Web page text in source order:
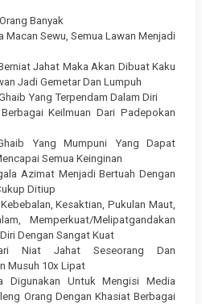
Banyak
Macan Sewu, Semua Lawan Menjadi
Jahat Maka Akan Dibuat Kaku
Jadi Gemetar Dan Lumpuh
Yang Terpendam Dalam Diri
Keilmuan Dari Padepokan
Yang Mumpuni Yang Dapat
Semua Keinginan
Azimat Menjadi Bertuah Dengan
Ditiup
Kesaktian, Pukulan Maut,
Memperkuat/Melipatgandakan
Dengan Sangat Kuat
Niat Jahat Seseorang Dan
Musuh 10x Lipat
Digunakan Untuk Mengisi Media
Orang Dengan Khasiat Berbagai